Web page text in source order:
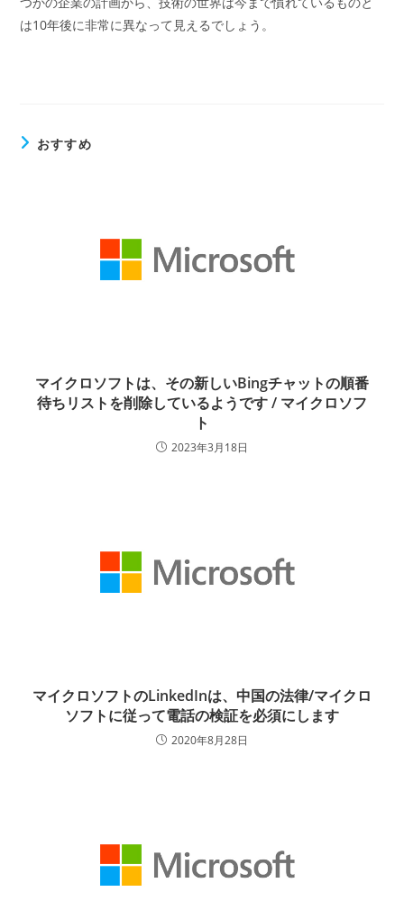
は10年後に非常に異なって見えるでしょう。
おすすめ
マイクロソフトは、その新しいBingチャットの順番
待ちリストを削除しているようです / マイクロソフ
ト
2023年3月18日
マイクロソフトのLinkedInは、中国の法律/マイクロ
ソフトに従って電話の検証を必須にします
2020年8月28日